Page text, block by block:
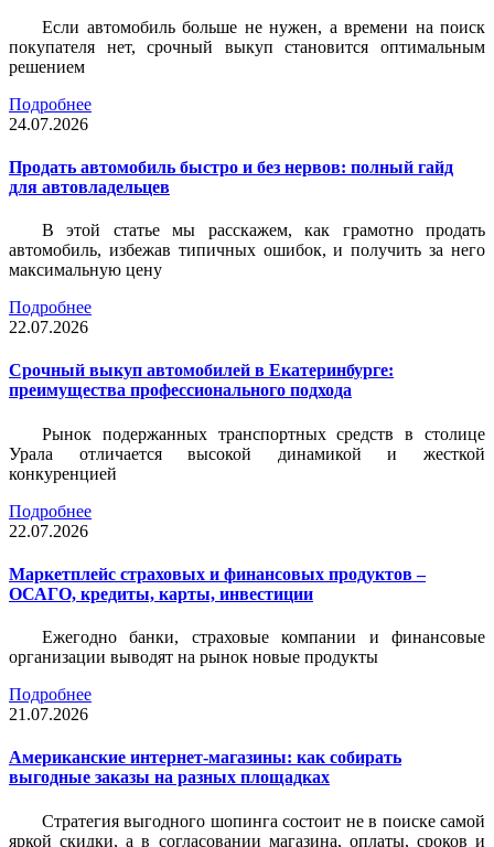
Если автомобиль больше не нужен, а времени на поиск
покупателя нет, срочный выкуп становится оптимальным
решением
Подробнее
24.07.2026
Продать автомобиль быстро и без нервов: полный гайд
для автовладельцев
В этой статье мы расскажем, как грамотно продать
автомобиль, избежав типичных ошибок, и получить за него
максимальную цену
Подробнее
22.07.2026
Срочный выкуп автомобилей в Екатеринбурге:
преимущества профессионального подхода
Рынок подержанных транспортных средств в столице
Урала отличается высокой динамикой и жесткой
конкуренцией
Подробнее
22.07.2026
Маркетплейс страховых и финансовых продуктов –
ОСАГО, кредиты, карты, инвестиции
Ежегодно банки, страховые компании и финансовые
организации выводят на рынок новые продукты
Подробнее
21.07.2026
Американские интернет-магазины: как собирать
выгодные заказы на разных площадках
Стратегия выгодного шопинга состоит не в поиске самой
яркой скидки, а в согласовании магазина, оплаты, сроков и